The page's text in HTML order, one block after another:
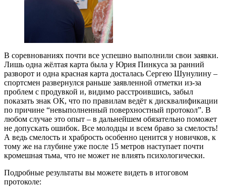
В соревнованиях почти все успешно выполнили свои заявки.
Лишь одна жёлтая карта была у Юрия Пинкуса за ранний
разворот и одна красная карта досталась Сергею Шунулину –
спортсмен развернулся раньше заявленной отметки из-за
проблем с продувкой и, видимо расстроившись, забыл
показать знак ОК, что по правилам ведёт к дисквалификации
по причине “невыполненный поверхностный протокол”. В
любом случае это опыт – в дальнейшем обязательно поможет
не допускать ошибок. Все молодцы и всем браво за смелость!
А ведь смелость и храбрость особенно ценится у новичков, к
тому же на глубине уже после 15 метров наступает почти
кромешная тьма, что не может не влиять психологически.
Подробные результаты вы можете видеть в итоговом
протоколе: